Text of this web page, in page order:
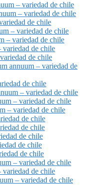
– variedad de chile
– variedad de chile
de chile
– variedad de chile
– variedad de chile
de chile
de chile
annuum – variedad de
de chile
– variedad de chile
– variedad de chile
– variedad de chile
de chile
de chile
de chile
de chile
de chile
– variedad de chile
de chile
– variedad de chile